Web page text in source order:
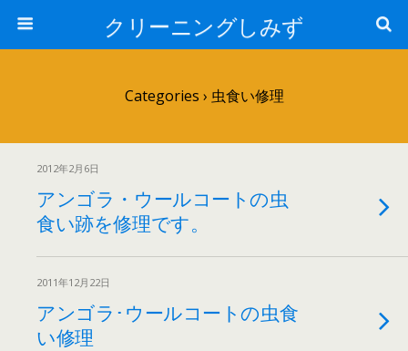
クリーニングしみず
Categories › 虫食い修理
2012年2月6日
アンゴラ・ウールコートの虫
食い跡を修理です。
2011年12月22日
アンゴラ･ウールコートの虫食
い修理